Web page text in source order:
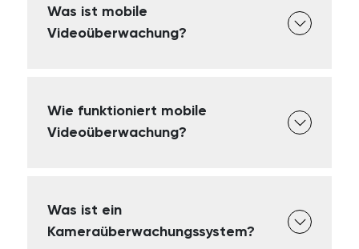
Was ist mobile
Videoüberwachung?
Wie funktioniert mobile
Videoüberwachung?
Was ist ein
Kameraüberwachungssystem?